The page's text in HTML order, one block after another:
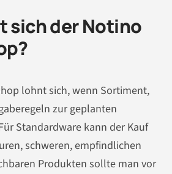
sich der Notino
lohnt sich, wenn Sortiment,
zur geplanten
Standardware kann der Kauf
schweren, empfindlichen
Produkten sollte man vor